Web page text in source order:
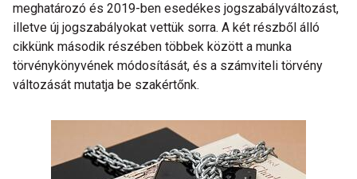
meghatározó és 2019-ben esedékes jogszabályváltozást,
illetve új jogszabályokat vettük sorra. A két részből álló
cikkünk második részében többek között a munka
törvénykönyvének módosítását, és a számviteli törvény
változását mutatja be szakértőnk.